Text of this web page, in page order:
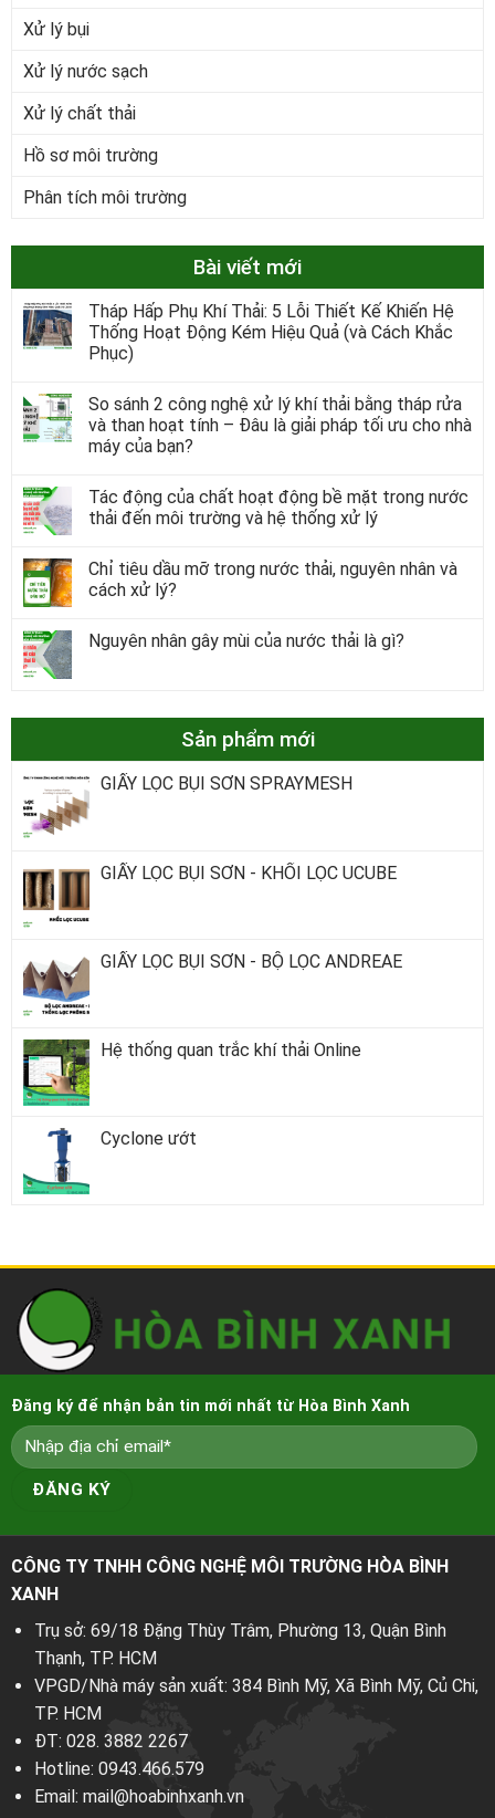
Xử lý bụi
Xử lý nước sạch
Xử lý chất thải
Hồ sơ môi trường
Phân tích môi trường
Bài viết mới
Tháp Hấp Phụ Khí Thải: 5 Lỗi Thiết Kế Khiến Hệ
Thống Hoạt Động Kém Hiệu Quả (và Cách Khắc
Phục)
So sánh 2 công nghệ xử lý khí thải bằng tháp rửa
và than hoạt tính – Đâu là giải pháp tối ưu cho nhà
máy của bạn?
Tác động của chất hoạt động bề mặt trong nước
thải đến môi trường và hệ thống xử lý
Chỉ tiêu dầu mỡ trong nước thải, nguyên nhân và
cách xử lý?
Nguyên nhân gây mùi của nước thải là gì?
Sản phẩm mới
GIẤY LỌC BỤI SƠN SPRAYMESH
GIẤY LỌC BỤI SƠN - KHỐI LỌC UCUBE
GIẤY LỌC BỤI SƠN - BỘ LỌC ANDREAE
Hệ thống quan trắc khí thải Online
Cyclone ướt
Đăng ký để nhận bản tin mới nhất từ Hòa Bình Xanh
CÔNG TY TNHH CÔNG NGHỆ MÔI TRƯỜNG HÒA BÌNH
XANH
Trụ sở: 69/18 Đặng Thùy Trâm, Phường 13, Quận Bình
Thạnh, TP. HCM
VPGD/Nhà máy sản xuất: 384 Bình Mỹ, Xã Bình Mỹ, Củ Chi,
TP. HCM
ĐT: 028. 3882 2267
Hotline: 0943.466.579
Email: mail@hoabinhxanh.vn